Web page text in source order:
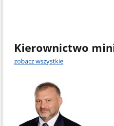
Kierownictwo
zobacz wszystkie